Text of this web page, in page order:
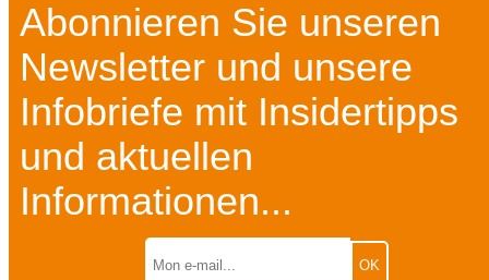
Abonnieren Sie unseren
Newsletter und unsere
Infobriefe mit Insidertipps
und aktuellen
Informationen...